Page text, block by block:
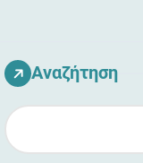
Αναζήτηση